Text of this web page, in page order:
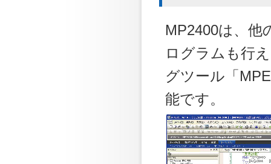
MP2400は、他
ログラムも行
グツール「
能です。